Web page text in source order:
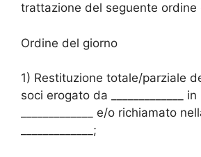
trattazione del seguente ordine
Ordine del giorno
1) Restituzione totale/parziale
soci erogato da _____________
_____________ e/o richiamato
_____________;